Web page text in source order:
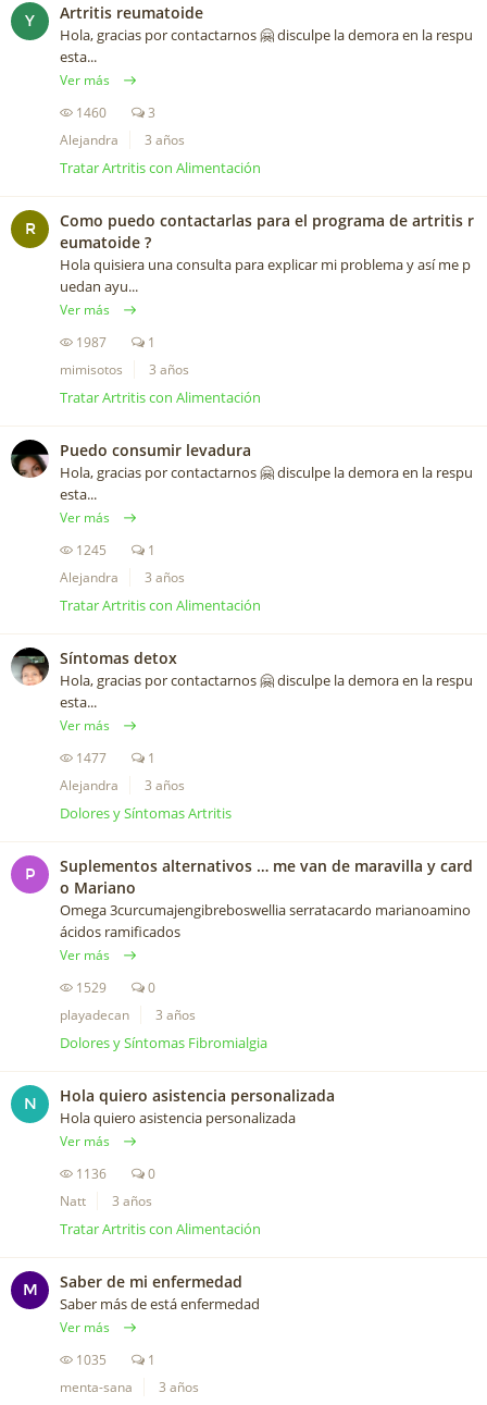
Y Artritis reumatoide
Hola, gracias por contactarnos 🤗 disculpe la demora en la respu
esta...
Ver más
1460
3
Alejandra
3 años
Tratar Artritis con Alimentación
R
Como puedo contactarlas para el programa de artritis r
eumatoide ?
Hola quisiera una consulta para explicar mi problema y así me p
uedan ayu...
Ver más
1987
1
mimisotos
3 años
Tratar Artritis con Alimentación
Puedo consumir levadura
Hola, gracias por contactarnos 🤗 disculpe la demora en la respu
esta...
Ver más
1245
1
Alejandra
3 años
Tratar Artritis con Alimentación
Síntomas detox
Hola, gracias por contactarnos 🤗 disculpe la demora en la respu
esta...
Ver más
1477
1
Alejandra
3 años
Dolores y Síntomas Artritis
P
Suplementos alternativos … me van de maravilla y card
o Mariano
Omega 3curcumajengibreboswellia serratacardo marianoamino
ácidos ramificados
Ver más
1529
0
playadecan
3 años
Dolores y Síntomas Fibromialgia
N Hola quiero asistencia personalizada
Hola quiero asistencia personalizada
Ver más
1136
0
Natt
3 años
Tratar Artritis con Alimentación
M Saber de mi enfermedad
Saber más de está enfermedad
Ver más
1035
1
menta-sana
3 años